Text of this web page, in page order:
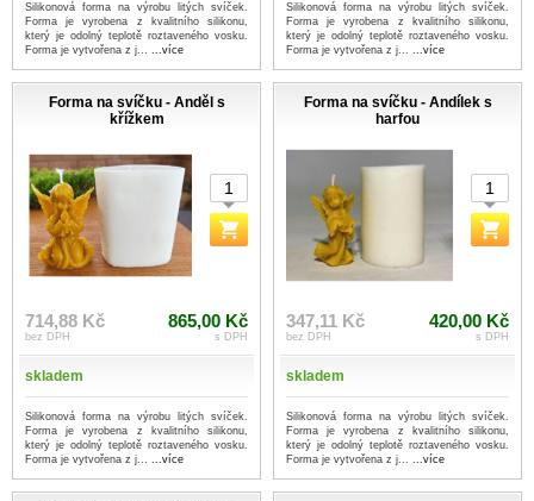
Silikonová forma na výrobu litých svíček.
Forma je vyrobena z kvalitního silikonu,
který je odolný teplotě roztaveného vosku.
Forma je vytvořena z j... ...více
Silikonová forma na výrobu litých svíček.
Forma je vyrobena z kvalitního silikonu,
který je odolný teplotě roztaveného vosku.
Forma je vytvořena z j... ...více
Forma na svíčku - Anděl s
křížkem
714,88 Kč
bez DPH
865,00 Kč
s DPH
skladem
Silikonová forma na výrobu litých svíček.
Forma je vyrobena z kvalitního silikonu,
který je odolný teplotě roztaveného vosku.
Forma je vytvořena z j... ...více
Forma na svíčku - Andílek s
harfou
347,11 Kč
bez DPH
420,00 Kč
s DPH
skladem
Silikonová forma na výrobu litých svíček.
Forma je vyrobena z kvalitního silikonu,
který je odolný teplotě roztaveného vosku.
Forma je vytvořena z j... ...více